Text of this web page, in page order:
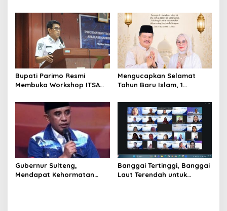
Mediasi dengan Warga
Bupati Parimo Resmi
Membuka Workshop ITSA
Pemda 2026
Mengucapkan Selamat
Tahun Baru Islam, 1
Gubernur Sulteng,
Mendapat Kehormatan
Banggai Tertinggi, Banggai
Laut Terendah untuk